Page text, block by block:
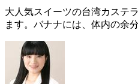
大人気スイーツの台湾カステ
ます。バナナには、体内の余